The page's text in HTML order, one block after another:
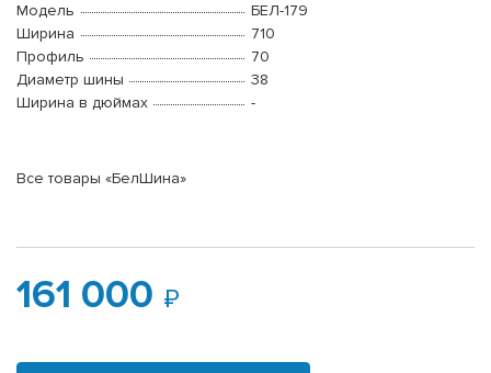
Модель
БЕЛ-179
Ширина
710
Профиль
70
Диаметр шины
38
Ширина в дюймах
-
Все товары «БелШина»
161 000